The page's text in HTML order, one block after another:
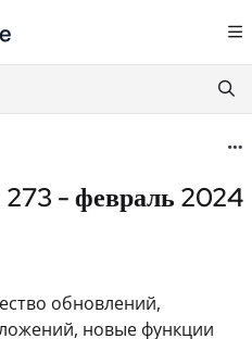
at:
before exploring further.
- февраль 2024
обновлений,
новые функции